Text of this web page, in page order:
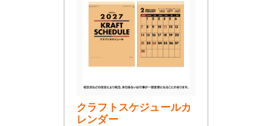
クラフトスケジュールカ
レンダー